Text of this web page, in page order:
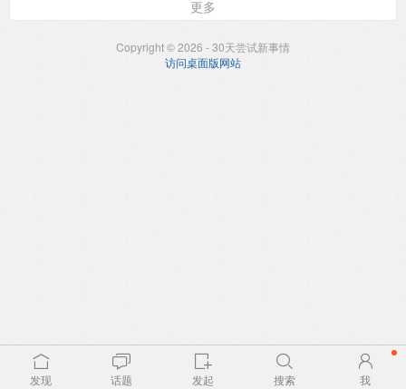
更多
Copyright © 2026 - 30天尝试新事情
访问桌面版网站
发现 话题 发起 搜索 我